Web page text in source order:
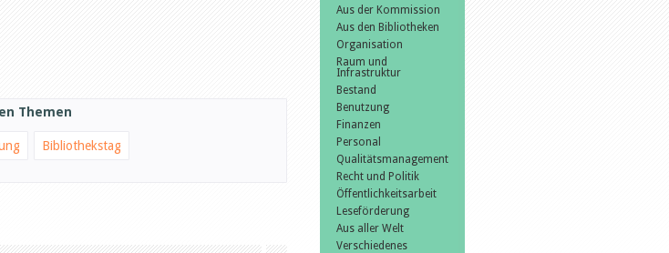
Themen
Bibliothekstag
Aus der Kommission
Aus den Bibliotheken
Organisation
Raum und
Infrastruktur
Bestand
Benutzung
Finanzen
Personal
Qualitätsmanagement
Recht und Politik
Öffentlichkeitsarbeit
Leseförderung
Aus aller Welt
Verschiedenes